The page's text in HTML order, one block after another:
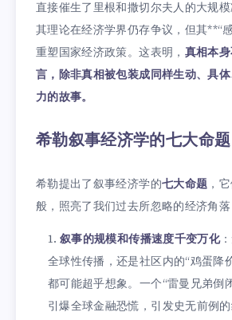
直接催生了里根和撒切尔夫人的大规
其理论在经济学界仍存争议，但其**“
重塑国家经济政策。这表明， 真相本
言，除非真相被包装成同样生动、具
力的故事。
希勒叙事经济学的七大命题
希勒提出了叙事经济学的七大命题 ，
般，照亮了我们过去所忽略的经济角落
叙事的规模和传播速度千变万化
全球性传播，还是社区内的“鸡蛋降
都可能超乎想象。一个“雷曼兄弟倒
引爆全球金融恐慌，引发史无前例